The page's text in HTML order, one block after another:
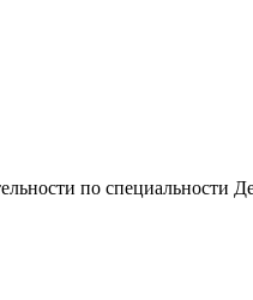
по специальности